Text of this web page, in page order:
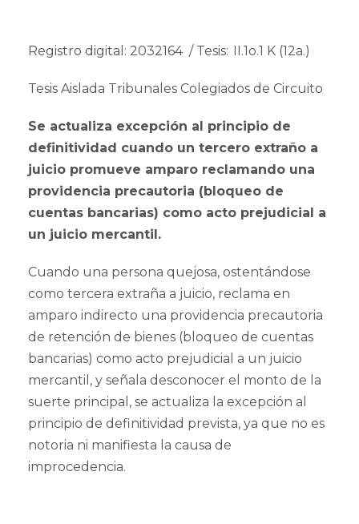
Registro digital: 2032164 / Tesis: II.1o.1 K (12a.)
Tesis Aislada Tribunales Colegiados de Circuito
Se actualiza excepción al principio de
definitividad cuando un tercero extraño a
juicio promueve amparo reclamando una
providencia precautoria (bloqueo de
cuentas bancarias) como acto prejudicial a
un juicio mercantil.
Cuando una persona quejosa, ostentándose
como tercera extraña a juicio, reclama en
amparo indirecto una providencia precautoria
de retención de bienes (bloqueo de cuentas
bancarias) como acto prejudicial a un juicio
mercantil, y señala desconocer el monto de la
suerte principal, se actualiza la excepción al
principio de definitividad prevista, ya que no es
notoria ni manifiesta la causa de
improcedencia.